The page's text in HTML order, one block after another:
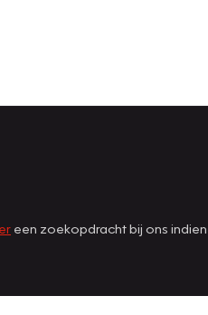
een zoekopdracht bij ons